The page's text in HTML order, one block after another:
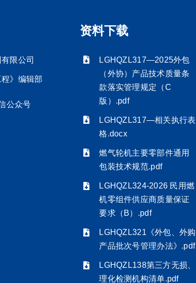
限公司
程》编辑部
公众号
资料下载
LGHQZL317—2025外包
（外协）产品技术质量条
款落实管理规定（C
版）.pdf
LGHQZL317—相关执行表
格.docx
燃气轮机主要零部件通用
包装技术规范.pdf
LGHQZL324-2026 民用燃
机零组件供应商质量保证
要求（B）.pdf
LGHQZL321《外包、外购
产品批次号管理办法》.pdf
LGHQZL138第三方无损、
理化检测机构清单.pdf